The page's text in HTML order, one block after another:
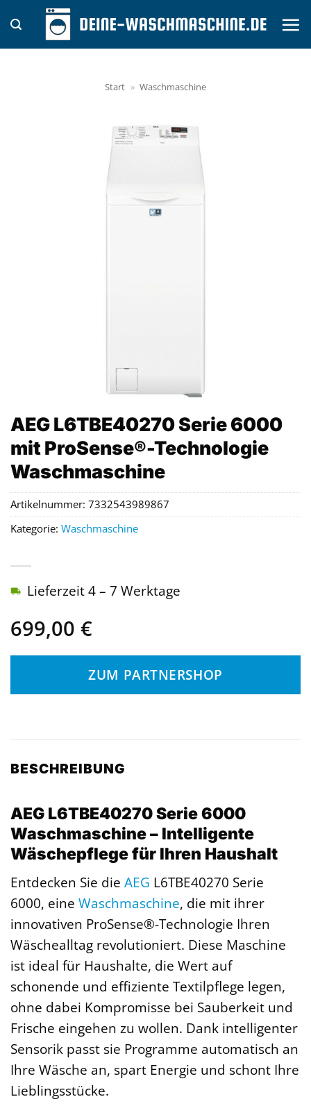
Inhalt
springen
Start » Waschmaschine
AEG L6TBE40270 Serie 6000
mit ProSense®-Technologie
Waschmaschine
699,00 €
Lieferzeit 4 – 7 Werktage
ZUM PARTNERSHOP
Artikelnummer: 7332543989867
Kategorie: Waschmaschine
BESCHREIBUNG
AEG L6TBE40270 Serie 6000
Waschmaschine – Intelligente
Wäschepflege für Ihren Haushalt
Entdecken Sie die AEG L6TBE40270 Serie
6000, eine Waschmaschine, die mit ihrer
innovativen ProSense®-Technologie Ihren
Wäschealltag revolutioniert. Diese Maschine
ist ideal für Haushalte, die Wert auf
schonende und effiziente Textilpflege legen,
ohne dabei Kompromisse bei Sauberkeit und
Frische eingehen zu wollen. Dank intelligenter
Sensorik passt sie Programme automatisch an
Ihre Wäsche an, spart Energie und schont Ihre
Lieblingsstücke.